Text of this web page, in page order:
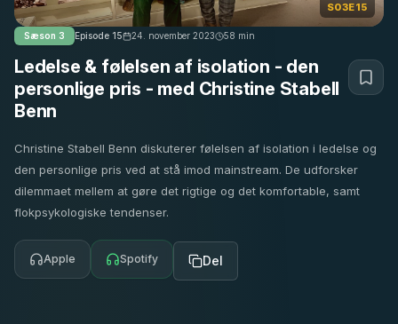
S03E15
Sæson 3 Episode 15 24. november 2023 58 min
Ledelse & følelsen af isolation - den
personlige pris - med Christine Stabell
Benn
Christine Stabell Benn diskuterer følelsen af isolation i ledelse og
den personlige pris ved at stå imod mainstream. De udforsker
dilemmaet mellem at gøre det rigtige og det komfortable, samt
flokpsykologiske tendenser.
Apple Spotify Del